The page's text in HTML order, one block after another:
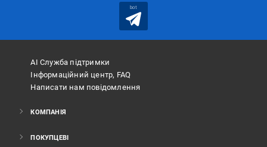
bot
АІ Служба підтримки
Інформаційний центр, FAQ
Написати нам повідомлення
КОМПАНІЯ
ПОКУПЦЕВІ